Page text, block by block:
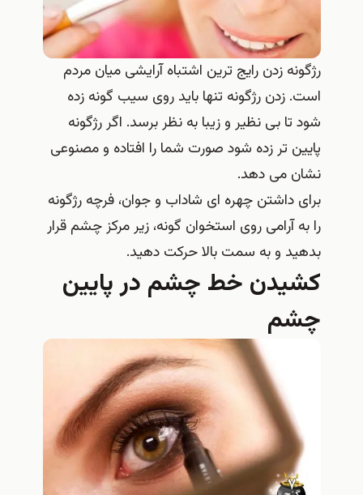
رژگونه زدن رایج ترین اشتباه آرایشی میان مردم
است. زدن رژگونه تنها باید روی سیب گونه زده
شود تا بی نظیر و زیبا به نظر برسد. اگر رژگونه
پایین تر زده شود صورت شما را افتاده و مصنوعی
نشان می دهد.
برای داشتن چهره ای شاداب و جوان، فرچه رژگونه
را به آرامی روی استخوان گونه، زیر مرکز چشم قرار
بدهید و به سمت بالا حرکت دهید.
کشیدن خط چشم در پایین
چشم